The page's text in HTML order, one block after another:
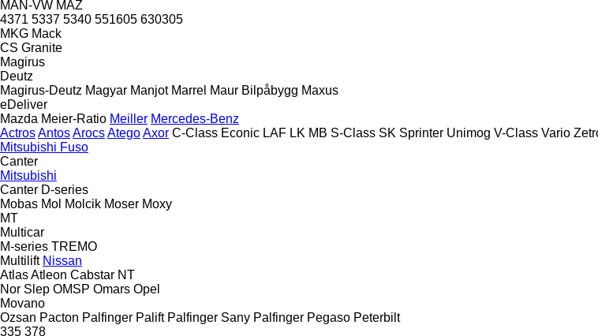
MAN-VW MAZ
4371 5337 5340 551605 630305
MKG Mack
CS Granite
Magirus
Deutz
Magirus-Deutz Magyar Manjot Marrel Maur Bilpåbygg Maxus
eDeliver
Mazda Meier-Ratio Meiller Mercedes-Benz
ActrosAntosArocsAtegoAxor C-Class Econic LAF LK MB S-Class SK Sprinter Unimog V-Class Vario
Mitsubishi Fuso
Canter
Mitsubishi
Canter D-series
Mobas Mol Molcik Moser Moxy
MT
Multicar
M-series TREMO
Multilift Nissan
AtlasAtleon Cabstar NT
Nor Slep OMSP Omars Opel
Movano
Ozsan Pacton Palfinger Palift Palfinger Sany Palfinger Pegaso Peterbilt
335 378